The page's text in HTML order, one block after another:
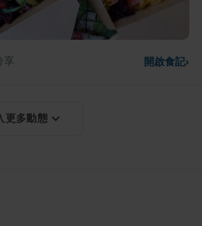
享 開啟食記›
更多動態